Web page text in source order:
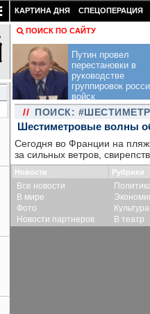
КАРТИНА ДНЯ СПЕЦОПЕРАЦИЯ
ПОИСК ПО САЙТУ
Путин провел
перестановки в
руководстве
группировок
войск
// ПОИСК:
Шестиметровые волны
Сегодня во Франции на
за сильных ветров,
Новости
Все новости
В мире
Фото
Новости партнеров
Рубрики
Культура
В театр